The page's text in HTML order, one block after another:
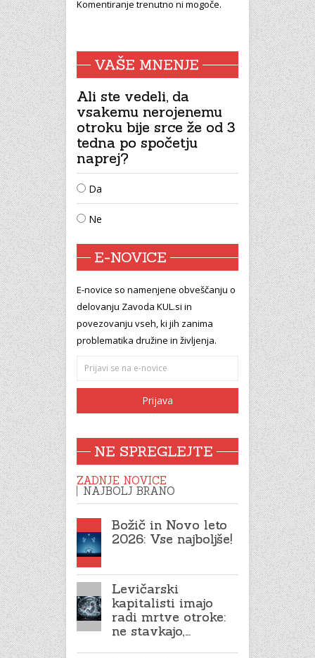
Komentiranje trenutno ni mogoče.
VAŠE MNENJE
Ali ste vedeli, da
vsakemu nerojenemu
otroku bije srce že od 3
tedna po spočetju
naprej?
Da
Ne
E-NOVICE
E-novice so namenjene obveščanju o
delovanju Zavoda KUL.si in
povezovanju vseh, ki jih zanima
problematika družine in življenja.
NE SPREGLEJTE
ZADNJE NOVICE
NAJBOLJ BRANO
Božič in Novo leto
2026: Vse najboljše!
Levičarski
kapitalisti imajo
radi mrtve otroke:
ne stavkajo,…